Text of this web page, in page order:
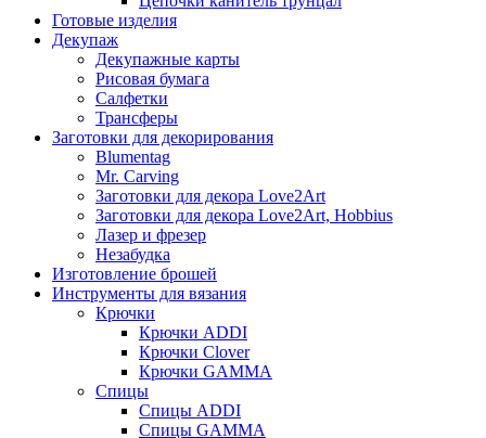
Готовые изделия
Декупаж
Декупажные карты
Рисовая бумага
Салфетки
Трансферы
Заготовки для декорирования
Blumentag
Mr. Carving
Заготовки для декора Love2Art
Заготовки для декора Love2Art, Hobbius
Лазер и фрезер
Незабудка
Изготовление брошей
Инструменты для вязания
Крючки
Крючки ADDI
Крючки Clover
Крючки GAMMA
Спицы
Спицы ADDI
Спицы GAMMA